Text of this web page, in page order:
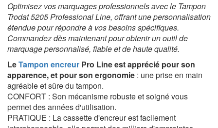
Optimisez vos marquages professionnels avec le Tampon
Trodat 5205 Professional Line, offrant une personnalisation
étendue pour répondre à vos besoins spécifiques.
Commandez dès maintenant pour obtenir un outil de
marquage personnalisé, fiable et de haute qualité.
LeTampon encreur Pro Line est apprécié pour son
apparence, et pour son ergonomie : une prise en main
agréable et sûre du tampon.
CONFORT : Son mécanisme robuste et soigné vous
permet des années d'utilisation.
PRATIQUE : La cassette d'encreur est facilement